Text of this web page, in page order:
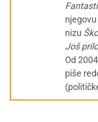
nizu
Još
Od
piše